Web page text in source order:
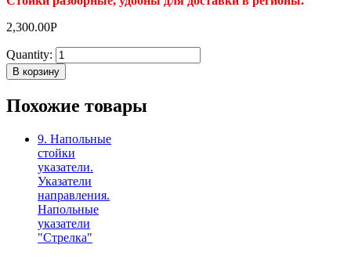
2,300.00Р
Quantity:
В корзину
Похожие товары
9. Напольные
стойки
указатели.
Указатели
направления.
Напольные
указатели
"Стрелка"